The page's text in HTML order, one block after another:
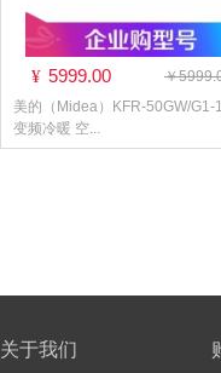
¥ 5999.00
￥
美的（Midea）KFR-50GW/G1-
变频冷暖 空...
关于我们